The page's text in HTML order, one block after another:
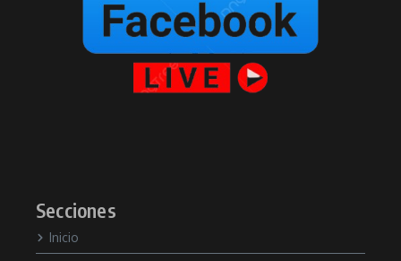
Secciones
Inicio